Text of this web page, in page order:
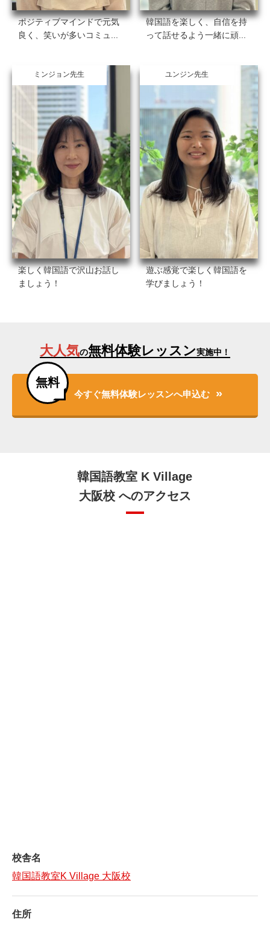
ポジティブマインドで元気
良く、笑いが多いコミュ...
韓国語を楽しく、自信を持
って話せるよう一緒に頑...
ミンジョン先生
楽しく韓国語で沢山お話し
ましょう！
ユンジン先生
遊ぶ感覚で楽しく韓国語を
学びましょう！
大人気の無料体験レッスン実施中！
無料
今すぐ無料体験レッスンへ申込む
韓国語教室 K Village
大阪校 へのアクセス
校舎名
韓国語教室K Village 大阪校
住所